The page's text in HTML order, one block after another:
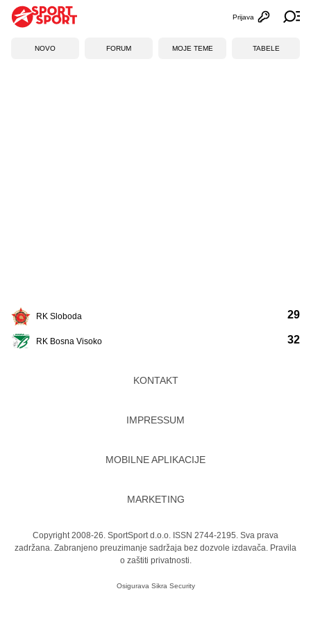
Otvori
Prijava
NOVO FORUM MOJE TEME TABELE
RK Sloboda
RK Bosna Visoko
29
32
KONTAKT
IMPRESSUM
MOBILNE APLIKACIJE
MARKETING
Copyright 2008-26. SportSport d.o.o. ISSN 2744-2195. Sva prava
zadržana. Zabranjeno preuzimanje sadržaja bez dozvole izdavača. Pravila
o zaštiti privatnosti.
Osigurava Sikra Security